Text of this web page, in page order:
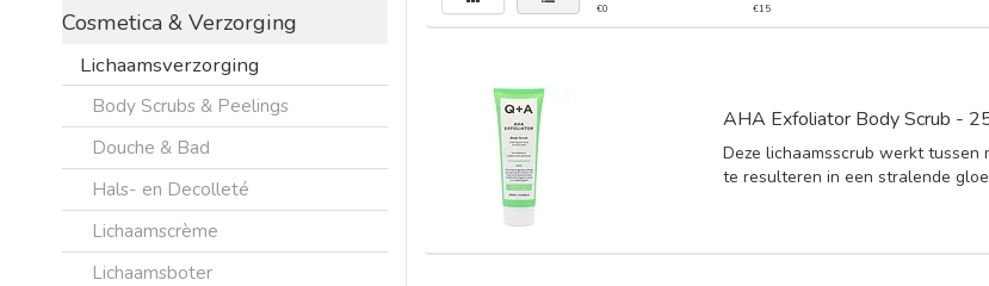
Cosmetica & Verzorging
Lichaamsverzorging
Body Scrubs & Peelings
Douche & Bad
Hals- en Decolleté
Lichaamscrème
Lichaamsboter
€0 €15
AHA Exfoliator Body Scrub -
Deze lichaamsscrub werkt tussen
te resulteren in een stralende